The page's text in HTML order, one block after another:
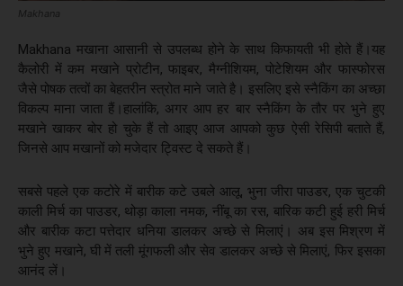
Makhana
Makhana मखाना आसानी से उपलब्ध होने के साथ किफायती भी होते हैं।यह
कैलोरी में कम मखाने प्रोटीन, फाइबर, मैग्नीशियम, पोटेशियम और फास्फोरस
जैसे पोषक तत्वों का बेहतरीन स्त्रोत माने जाते है। इसलिए इसे स्नैकिंग का अच्छा
विकल्प माना जाता हैं।हालांकि, अगर आप हर बार स्नैकिंग के तौर पर भुने हुए
मखाने खाकर बोर हो चुके हैं तो आइए आज आपको कुछ ऐसी रेसिपी बताते हैं,
जिनसे आप मखानों को मजेदार ट्विस्ट दे सकते हैं।
सबसे पहले एक कटोरे में बारीक कटे उबले आलू, भुना जीरा पाउडर, एक चुटकी
काली मिर्च का पाउडर, थोड़ा काला नमक, नींबू का रस, बारिक कटी हुई हरी मिर्च
और बारीक कटा पत्तेदार धनिया डालकर अच्छे से मिलाएं। अब इस मिश्रण में
भुने हुए मखाने, घी में तली मूंगफली और सेव डालकर अच्छे से मिलाएं, फिर इसका
आनंद लें।